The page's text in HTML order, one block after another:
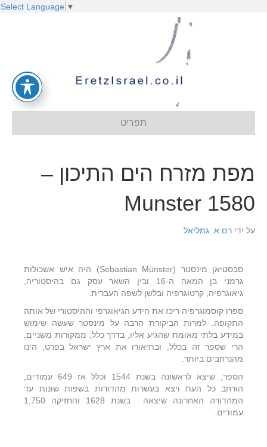
Select Language ▼
תפריט
מפת מזרח הים התיכון –
Munster 1580
על ידי רם א. גמליאל
סבסטיאן מינסטר (Sebastian Münster) היה איש אשכולות
גרמני בן המאה ה-16 ובין השאר עסק גם בהיסטוריה,
גיאוגרפיה, קרטוגרפיה ובלשן לשפה העברית.
ספרו קוסמוגרפיה ריכז את הידע הגיאוגרפי וההיסטורי של אותה
התקופה. למרות הביקורת הרבה על מינסטר שעשה שימוש
במידע בלתי מאומת שהגיע אליו, בדרך כלל, ממקורות משניים,
הרי שספר זה בכלל, ובתיאורו את ארץ ישראל בפרט, הינו
מהנרחבים ביותר.
הספר, שיצא לראשונה בשנת
1544 וכלל אז 649 עמודים,
הורחב כל העת ויצא בעשרות מהדורות בשפות שונות עד
המהדורה האחרונה שיצאה בשנת 1628 והחזיקה 1,750
עמודים.